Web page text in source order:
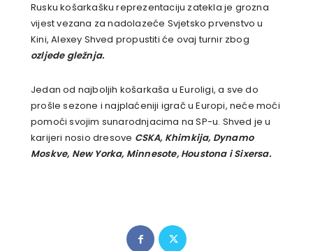
Rusku košarkašku reprezentaciju zatekla je grozna
vijest vezana za nadolazeće Svjetsko prvenstvo u
Kini, Alexey Shved propustiti će ovaj turnir zbog
ozljede gležnja.
Jedan od najboljih košarkaša u Euroligi, a sve do
prošle sezone i najplaćeniji igrač u Europi, neće moći
pomoći svojim sunarodnjacima na SP-u. Shved je u
karijeri nosio dresove CSKA, Khimkija, Dynamo
Moskve, New Yorka, Minnesote, Houstona i Sixersa.